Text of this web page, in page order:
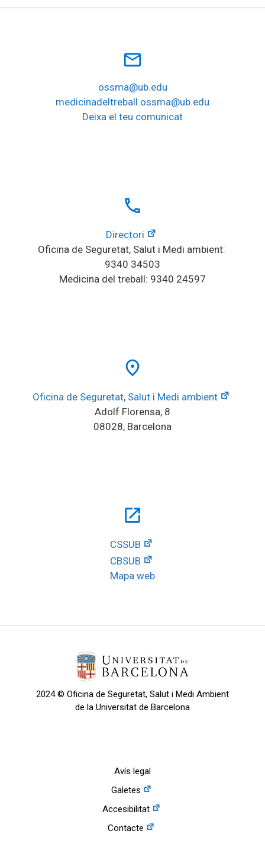
mail_outline
ossma@ub.edu
medicinadeltreball.ossma@ub.edu
Deixa el teu comunicat
local_phone
Directori
Oficina de Seguretat, Salut i Medi ambient:
9340 34503
Medicina del treball: 9340 24597
place
Oficina de Seguretat, Salut i Medi ambient
Adolf Florensa, 8
08028, Barcelona
open_in_new
CSSUB
CBSUB
Mapa web
2024 © Oficina de Seguretat, Salut i Medi Ambient
de la Universitat de Barcelona
Avís legal
Galetes
Accesibilitat
Contacte